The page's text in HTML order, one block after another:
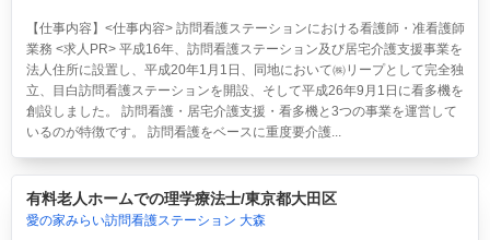
【仕事内容】<仕事内容> 訪問看護ステーションにおける看護師・准看護師
業務 <求人PR> 平成16年、訪問看護ステーション及び居宅介護支援事業を
法人住所に設置し、平成20年1月1日、同地において㈱リープとして完全独
立、目白訪問看護ステーションを開設、そして平成26年9月1日に看多機を
創設しました。 訪問看護・居宅介護支援・看多機と3つの事業を運営して
いるのが特徴です。 訪問看護をベースに重度要介護...
有料老人ホームでの理学療法士/東京都大田区
愛の家みらい訪問看護ステーション 大森